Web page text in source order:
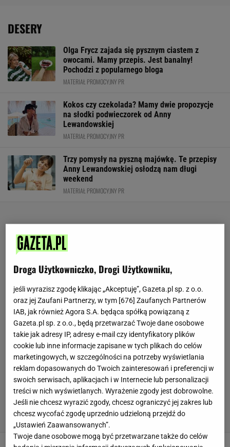
DESERY
Olga Frycz zajada się pysznym ciastem z
owocami. Mamy przepis. Jest banalny!
Pochodzi z popularnego bloga
MATERIAŁ PROMOCYJNY PR
Kokos czy czekolada? Mamy dwie propozycje
na słodki podwieczorek od Anny
Lewandowskiej
MATERIAŁ PROMOCYJNY PR
Trzy pomysły na pyszną majówkę. Te przepisy
Anny Lewandowskiej osłodzą nam długi
weekend
MATERIAŁ PROMOCYJNY PR
Ania Starmach proponuje dwa przepisy na
Droga Użytkowniczko, Drogi Użytkowniku,
jeśli wyrazisz zgodę klikając „Akceptuję”, Gazeta.pl sp. z o.o.
oraz jej Zaufani Partnerzy, w tym [676] Zaufanych Partnerów
IAB, jak również Agora S.A. będąca spółką powiązaną z
Gazeta.pl sp. z o.o., będą przetwarzać Twoje dane osobowe
takie jak adresy IP, adresy e-mail czy identyfikatory plików
cookie lub inne informacje zapisane w tych plikach do celów
marketingowych, w szczególności na potrzeby wyświetlania
reklam dopasowanych do Twoich zainteresowań i preferencji w
swoich serwisach, aplikacjach i w Internecie lub personalizacji
treści w nich wyświetlanych. Wyrażenie zgody jest dobrowolne.
Jeśli nie chcesz wyrazić zgody, chcesz ograniczyć jej zakres lub
chcesz wycofać zgodę uprzednio udzieloną przejdź do
„Ustawień Zaawansowanych”.
Twoje dane osobowe mogą być przetwarzane także do celów